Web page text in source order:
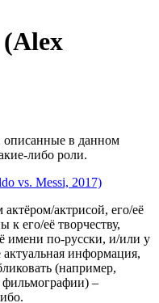
в данном
либо роли.
vs. Messi, 2017)
актрисой, его/её
его/её творчеству,
имени по-русски, и/или у
актуальная информация,
(например,
фильмографии) –